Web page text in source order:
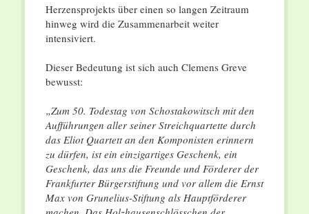
Herzensprojekts über einen so langen Zeitraum
hinweg wird die Zusammenarbeit weiter
intensiviert.
Dieser Bedeutung ist sich auch Clemens Greve
bewusst:
„Zum 50. Todestag von Schostakowitsch mit den
Aufführungen aller seiner Streichquartette durch
das Eliot Quartett an den Komponisten erinnern
zu dürfen, ist ein einzigartiges Geschenk, ein
Geschenk, das uns die Freunde und Förderer der
Frankfurter Bürgerstiftung und vor allem die Ernst
Max von Grunelius-Stiftung als Hauptförderer